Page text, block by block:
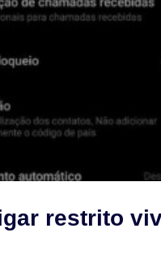
restrito